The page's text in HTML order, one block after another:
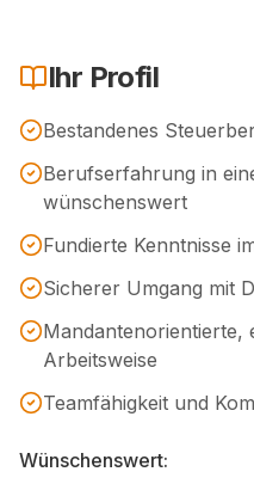
Ihr Profil
Bestandenes
Berufserfahrung in
wünschenswert
Fundierte Kenntnisse
Sicherer Umgang mit
Mandantenorientierte,
Arbeitsweise
Teamfähigkeit und
Wünschenswert: